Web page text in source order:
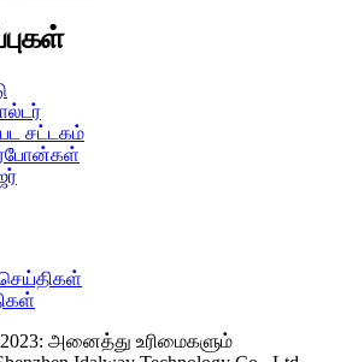
சட்டகம்
2023: அனைத்து உரிமைகளும்